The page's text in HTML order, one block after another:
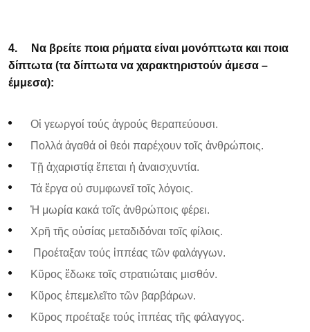
4.
Να βρείτε ποια ρήματα είναι μονόπτωτα και ποια
δίπτωτα (τα δίπτωτα να χαρακτηριστούν άμεσα –
έμμεσα):
Οἱ γεωργοί τούς ἀγρούς θεραπεύουσι.
Πολλά ἀγαθά οἱ θεόι παρέχουν τοῖς ἀνθρώποις.
Τῇ ἀχαριστίᾳ ἕπεται ἡ ἀναισχυντία.
Τά ἔργα οὐ συμφωνεῖ τοῖς λόγοις.
Ἡ μωρία κακά τοῖς ἀνθρώποις φέρει.
Χρῆ τῆς οὐσίας μεταδιδόναι τοῖς φίλοις.
Προέταξαν τούς ἱππέας τῶν φαλάγγων.
Κῦρος ἔδωκε τοῖς στρατιώταις μισθόν.
Κῦρος ἐπεμελεῖτο τῶν βαρβάρων.
Κῦρος προέταξε τούς ἰππέας τῆς φάλαγγος.